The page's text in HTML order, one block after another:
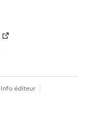
Info éditeur